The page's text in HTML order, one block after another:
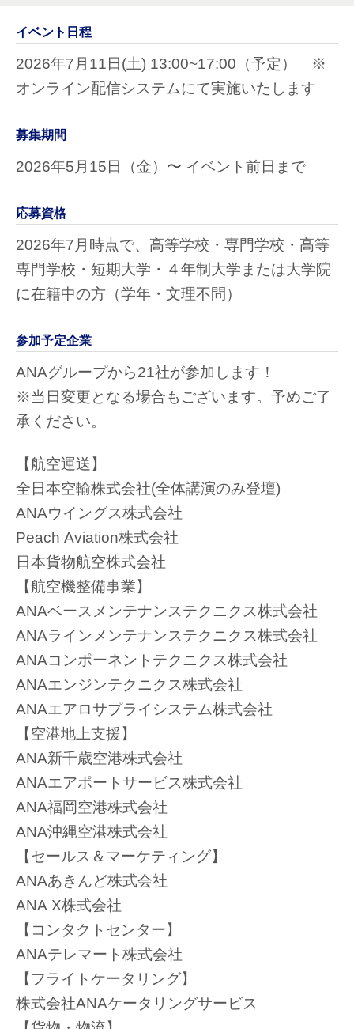
イベント日程
2026年7月11日(土) 13:00~17:00（予定） ※
オンライン配信システムにて実施いたします
募集期間
2026年5月15日（金）〜 イベント前日まで
応募資格
2026年7月時点で、高等学校・専門学校・高等
専門学校・短期大学・４年制大学または大学院
に在籍中の方（学年・文理不問）
参加予定企業
ANAグループから21社が参加します！
※当日変更となる場合もございます。予めご了
承ください。
【航空運送】
全日本空輸株式会社(全体講演のみ登壇)
ANAウイングス株式会社
Peach Aviation株式会社
日本貨物航空株式会社
【航空機整備事業】
ANAベースメンテナンステクニクス株式会社
ANAラインメンテナンステクニクス株式会社
ANAコンポーネントテクニクス株式会社
ANAエンジンテクニクス株式会社
ANAエアロサプライシステム株式会社
【空港地上支援】
ANA新千歳空港株式会社
ANAエアポートサービス株式会社
ANA福岡空港株式会社
ANA沖縄空港株式会社
【セールス＆マーケティング】
ANAあきんど株式会社
ANA X株式会社
【コンタクトセンター】
ANAテレマート株式会社
【フライトケータリング】
株式会社ANAケータリングサービス